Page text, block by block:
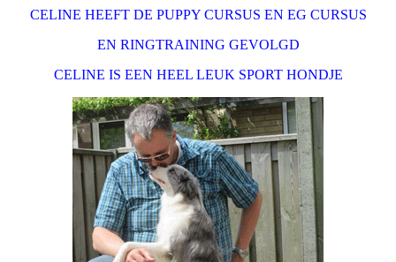
CELINE HEEFT DE PUPPY CURSUS EN EG CURSUS
EN RINGTRAINING GEVOLGD
CELINE IS EEN HEEL LEUK SPORT HONDJE